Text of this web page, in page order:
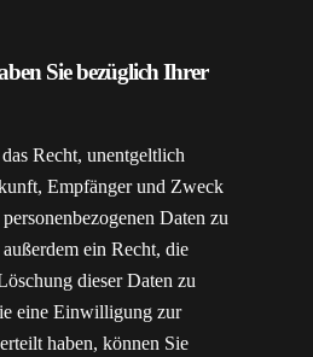
Sie bezüglich Ihrer
Recht, unentgeltlich
Empfänger und Zweck
Daten zu
ein Recht, die
dieser Daten zu
eine Einwilligung zur
haben, können Sie